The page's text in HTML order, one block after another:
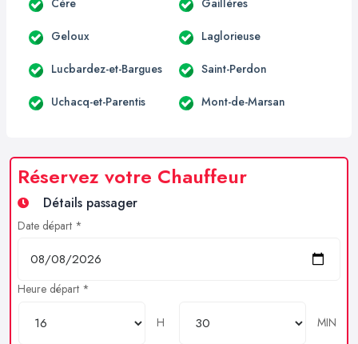
Geloux Laglorieuse
Lucbardez-et-Bargues Saint-Perdon
Uchacq-et-Parentis Mont-de-Marsan
Réservez votre Chauffeur
Détails passager
Date départ *
Heure départ *
H
MIN